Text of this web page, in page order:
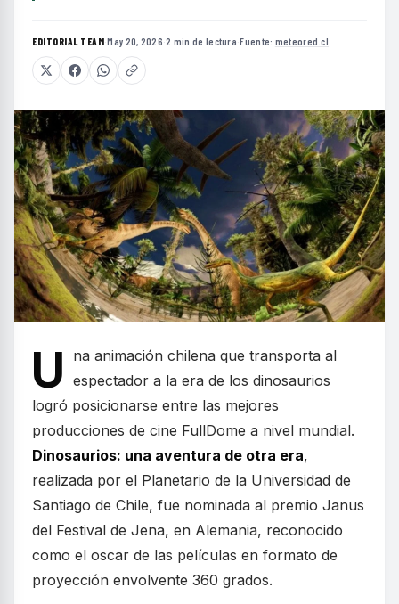
EDITORIAL TEAM·May 20, 2026·2 min de lectura·Fuente: meteored.cl
U
na animación chilena que transporta al
espectador a la era de los dinosaurios
logró posicionarse entre las mejores
producciones de cine FullDome a nivel mundial.
Dinosaurios: una aventura de otra era,
realizada por el Planetario de la Universidad de
Santiago de Chile, fue nominada al premio Janus
del Festival de Jena, en Alemania, reconocido
como el oscar de las películas en formato de
proyección envolvente 360 grados.